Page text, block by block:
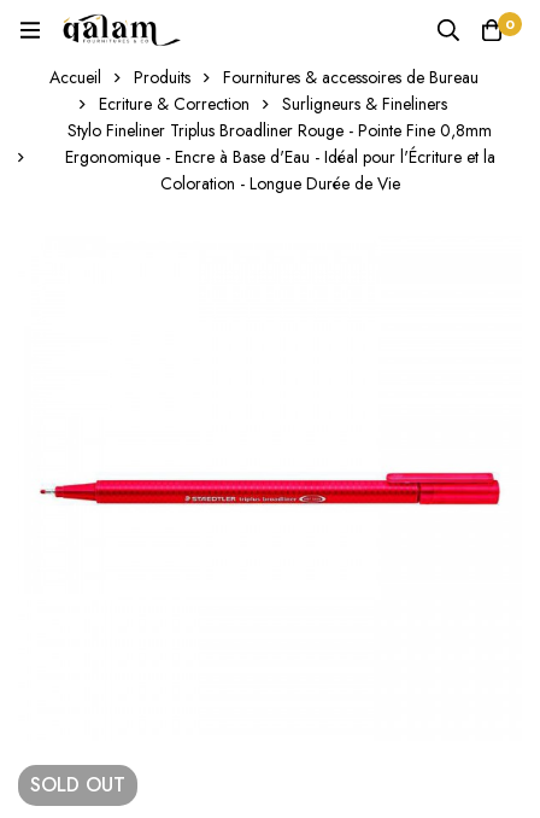
0
Accueil Produits
Fournitures & accessoires de Bureau
Ecriture & Correction
Surligneurs & Fineliners
Stylo Fineliner Triplus Broadliner Rouge - Pointe Fine 0,8mm
Ergonomique - Encre à Base d'Eau - Idéal pour l'Écriture et la
Coloration - Longue Durée de Vie
SOLD OUT